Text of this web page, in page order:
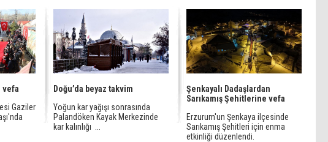
vefa
Gaziler
Doğu’da beyaz takvim
Yoğun kar yağışı sonrasında
Palandöken Kayak Merkezinde
kar kalınlığı ...
Şenkayalı Dadaşlardan
Sarıkamış Şehitlerine vefa
Erzurum'un Şenkaya ilçesinde
Sarıkamış Şehitleri için enma
etkinliği düzenlendi.